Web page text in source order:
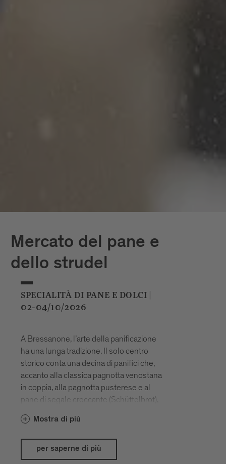
Mercato del pane e
dello strudel
SPECIALITÀ DI PANE E DOLCI |
02-04/10/2026
A Bressanone, l’arte della panificazione
ha una lunga tradizione. Il solo centro
storico conta una decina di panifici che,
accanto alla classica pagnotta venostana
in coppia, alla pagnotta pusterese e al
pane di segale croccante (Schüttelbrot),
sorprendenti. Ogni anno, il primo fine
forno sono protagonisti assoluti della
scena; piazza Duomo si trasforma in un
Mostra di più
per saperne di più